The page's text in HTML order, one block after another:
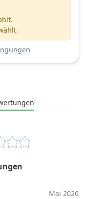
Mai 2026